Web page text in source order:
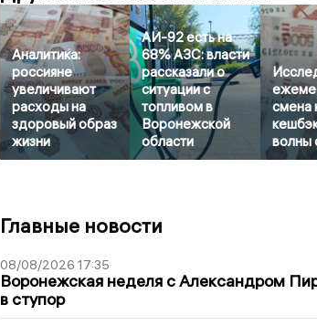
Аналитика:
россияне
увеличивают
расходы на
здоровый образ
жизни
АИ-92 есть на
68% АЗС: власти
рассказали о
ситуации с
топливом в
Воронежской
области
смена
волны
Главные новости
08/08/2026 17:35
Воронежская неделя с Александром
в ступор